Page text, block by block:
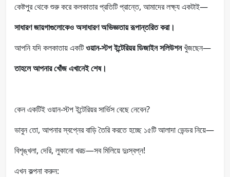
কেষ্টপুর থেকে শুরু করে কলকাতার প্রতিটি প্রান্তে, আমাদের লক্ষ্য একটাই—
সাধারণ জায়গাগুলোকেও অসাধারণ অভিজ্ঞতায় রূপান্তরিত করা।
আপনি যদি কলকাতায় একটিওয়ান-স্টপ ইন্টেরিয়র ডিজাইন সলিউশনখুঁজছেন—
তাহলে আপনার খোঁজ এখানেই শেষ।
কেন একটিই ওয়ান-স্টপ ইন্টেরিয়র সার্ভিস বেছে নেবেন?
ভাবুন তো, আপনার স্বপ্নের বাড়ি তৈরি করতে হচ্ছে ১৫টি আলাদা ভেন্ডর নিয়ে—
বিশৃঙ্খলা, দেরি, লুকানো খরচ—সব মিলিয়ে দুঃস্বপ্ন!
এখন কল্পনা করুন: